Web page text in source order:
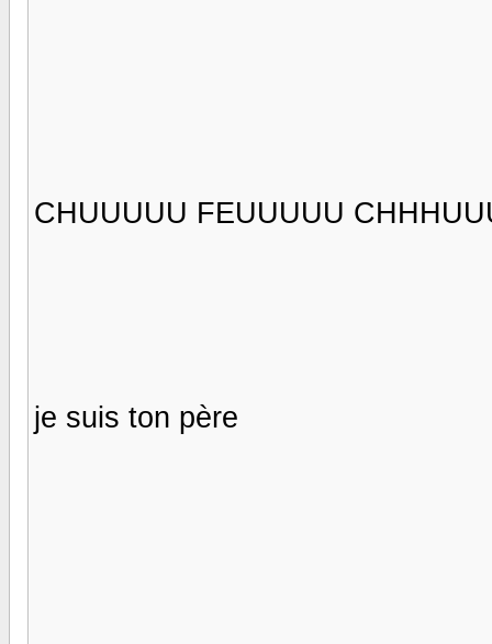
CHUUUUU FEUUUUU
je suis ton père